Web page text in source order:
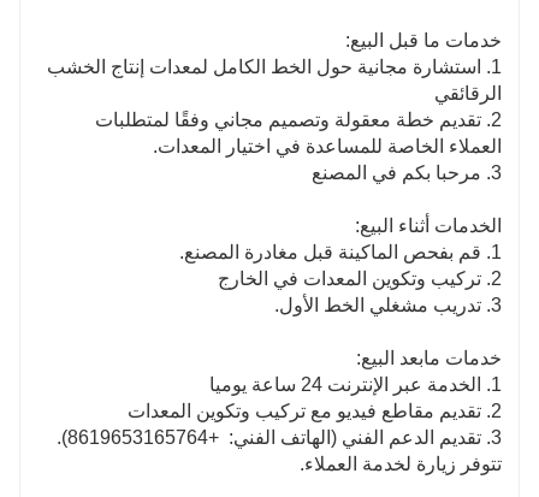
خدمات ما قبل البيع:
1. استشارة مجانية حول الخط الكامل لمعدات إنتاج الخشب
الرقائقي
2. تقديم خطة معقولة وتصميم مجاني وفقًا لمتطلبات
العملاء الخاصة للمساعدة في اختيار المعدات.
3. مرحبا بكم في المصنع
الخدمات أثناء البيع:
1. قم بفحص الماكينة قبل مغادرة المصنع.
2. تركيب وتكوين المعدات في الخارج
3. تدريب مشغلي الخط الأول.
خدمات مابعد البيع:
1. الخدمة عبر الإنترنت 24 ساعة يوميا
2. تقديم مقاطع فيديو مع تركيب وتكوين المعدات
3. تقديم الدعم الفني (الهاتف الفني:
+8619653165764).
تتوفر زيارة لخدمة العملاء.